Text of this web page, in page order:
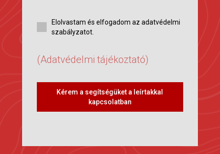
Elolvastam és elfogadom az adatvédelmi
szabályzatot.
(Adatvédelmi tájékoztató)
Kérem a segítségüket a leírtakkal
kapcsolatban